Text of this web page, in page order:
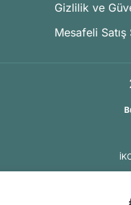
Gizlilik ve
Mesafeli